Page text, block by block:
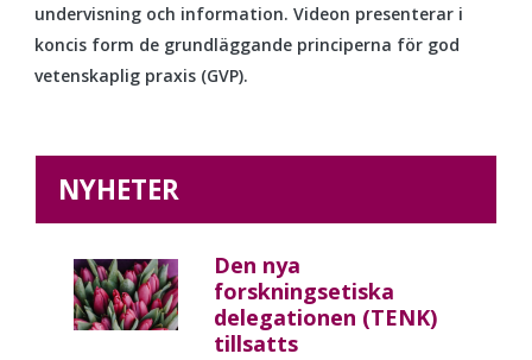
undervisning och information. Videon presenterar i
koncis form de grundläggande principerna för god
vetenskaplig praxis (GVP).
NYHETER
Den nya
forskningsetiska
delegationen (TENK)
tillsatts